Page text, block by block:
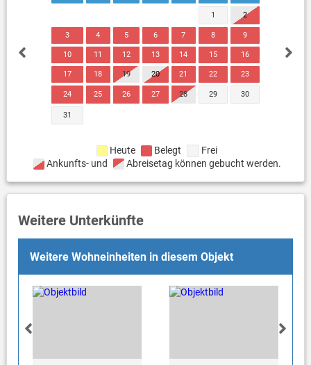
1 2
3 4 5 6 7 8 9
10 11 12 13 14 15 16
17 18 19 20 21 22 23
24 25 26 27 28 29 30
31
Heute Belegt
Frei
Ankunfts- und
Abreisetag können gebucht werden.
Weitere Unterkünfte
Weitere Wohneinheiten in diesem Objekt